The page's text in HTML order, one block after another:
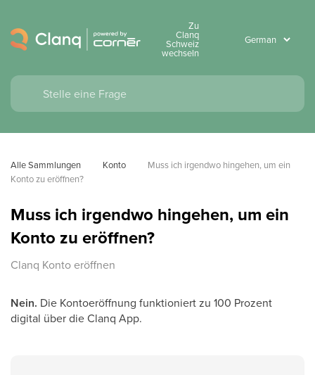
Zu
Clanq
Schweiz
wechseln
Alle Sammlungen Konto
Muss ich irgendwo hingehen, um ein
Konto zu eröffnen?
Muss ich irgendwo hingehen, um ein
Konto zu eröffnen?
Clanq Konto eröffnen
Nein. Die Kontoeröffnung funktioniert zu 100 Prozent
digital über die Clanq App.